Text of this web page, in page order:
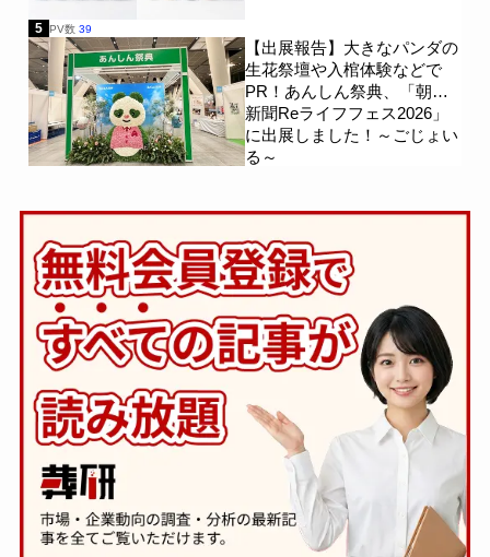
5 PV数 39
【出展報告】大きなパンダの
生花祭壇や入棺体験などで
PR！あんしん祭典、「朝日
新聞Reライフフェス2026」
に出展しました！～ごじょい
る～